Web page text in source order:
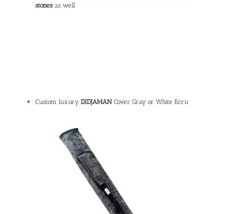
stonesas well
Custom luxury DIDJAMAN Cover Gray or White Ecru